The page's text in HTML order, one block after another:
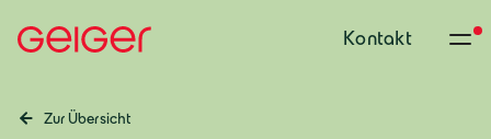
Kontakt
Zur Übersicht